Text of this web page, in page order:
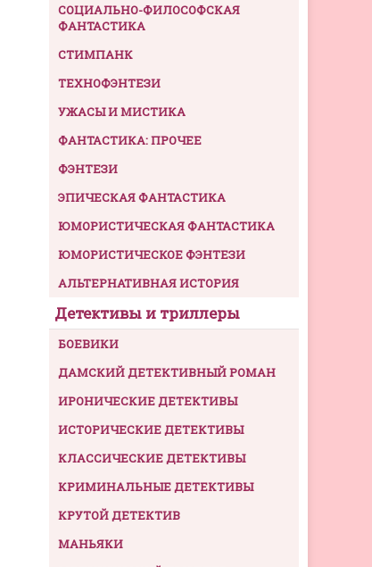
СОЦИАЛЬНО-ФИЛОСОФСКАЯ
ФАНТАСТИКА
СТИМПАНК
ТЕХНОФЭНТЕЗИ
УЖАСЫ И МИСТИКА
ФАНТАСТИКА: ПРОЧЕЕ
ФЭНТЕЗИ
ЭПИЧЕСКАЯ ФАНТАСТИКА
ЮМОРИСТИЧЕСКАЯ ФАНТАСТИКА
ЮМОРИСТИЧЕСКОЕ ФЭНТЕЗИ
АЛЬТЕРНАТИВНАЯ ИСТОРИЯ
Детективы и триллеры
БОЕВИКИ
ДАМСКИЙ ДЕТЕКТИВНЫЙ РОМАН
ИРОНИЧЕСКИЕ ДЕТЕКТИВЫ
ИСТОРИЧЕСКИЕ ДЕТЕКТИВЫ
КЛАССИЧЕСКИЕ ДЕТЕКТИВЫ
КРИМИНАЛЬНЫЕ ДЕТЕКТИВЫ
КРУТОЙ ДЕТЕКТИВ
МАНЬЯКИ